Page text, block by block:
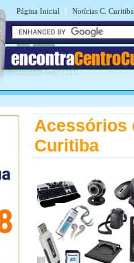
Página Inicial | Notícias C. Curitiba
encontra
Acessórios
Curitiba